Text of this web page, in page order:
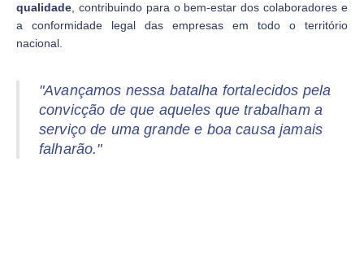
qualidade , contribuindo para o bem-estar dos colaboradores e
a conformidade legal das empresas em todo o território
nacional.
"Avançamos nessa batalha fortalecidos pela
convicção de que aqueles que trabalham a
serviço de uma grande e boa causa jamais
falharão."